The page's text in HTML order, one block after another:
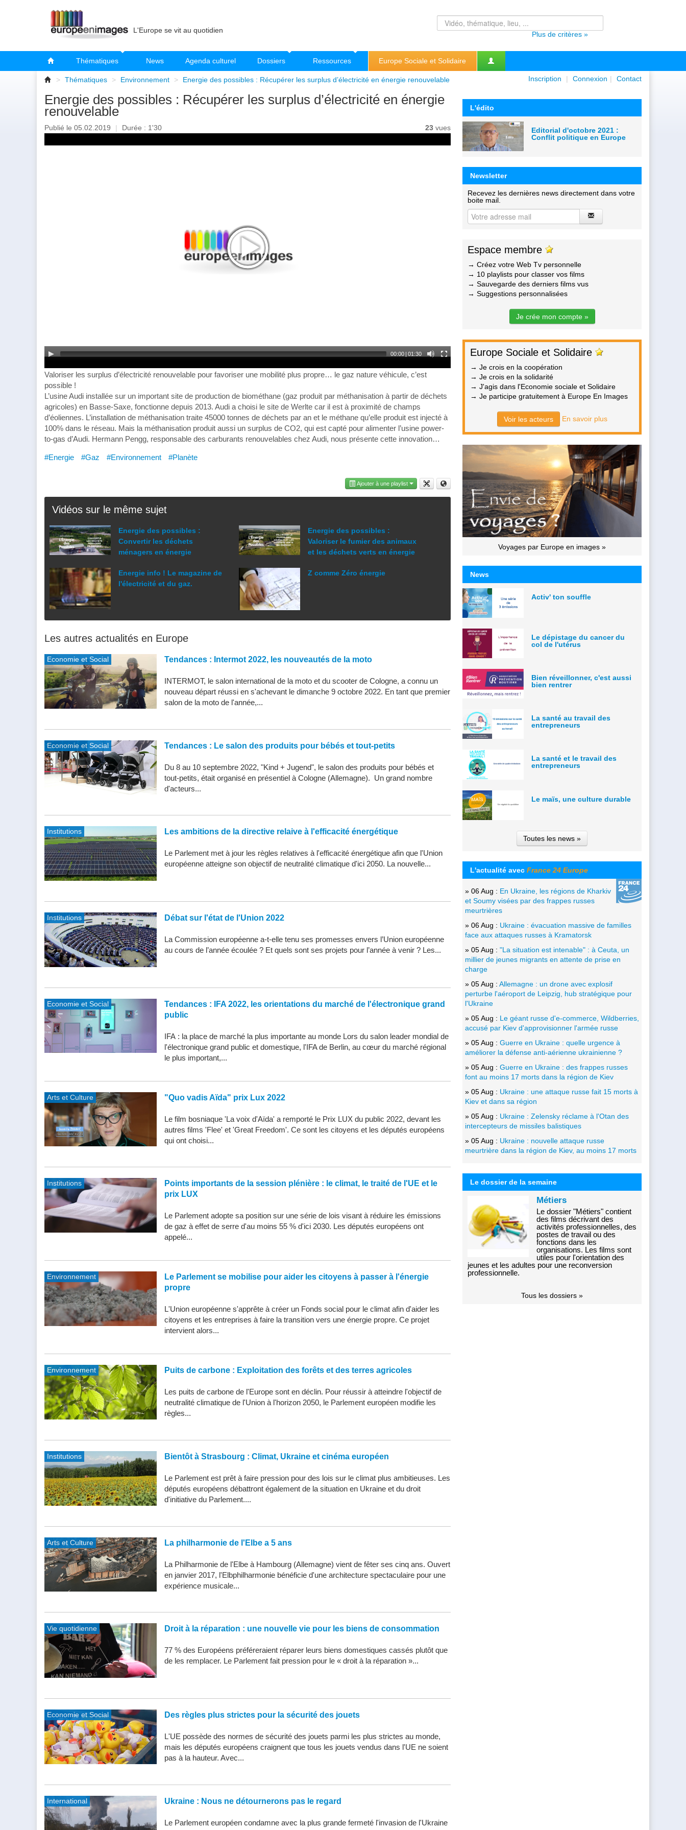
L'Europe se vit au quotidien Plus de critères »
Thématiques News Agenda culturel Dossiers Ressources Europe Sociale et Solidaire
> Thématiques > Environnement > Energie des possibles : Récupérer les surplus d’électricité en énergie renouvelable Inscription | Connexion | Contact
Energie des possibles : Récupérer les surplus d’électricité en énergie
renouvelable
Publié le 05.02.2019 | Durée : 1'30 23vues
00:00 | 01:30
Valoriser les surplus d’électricité renouvelable pour favoriser une mobilité plus propre… le gaz nature véhicule, c’est
possible !
L’usine Audi installée sur un important site de production de biométhane (gaz produit par méthanisation à partir de déchets
agricoles) en Basse-Saxe, fonctionne depuis 2013. Audi a choisi le site de Werlte car il est à proximité de champs
d’éoliennes. L’installation de méthanisation traite 45000 tonnes de déchets par an et le méthane qu’elle produit est injecté à
100% dans le réseau. Mais la méthanisation produit aussi un surplus de CO2, qui est capté pour alimenter l’usine power-
to-gas d’Audi. Hermann Pengg, responsable des carburants renouvelables chez Audi, nous présente cette innovation…
#Energie #Gaz #Environnement #Planète
Ajouter à une playlist
Vidéos sur le même sujet
Energie des possibles :
Convertir les déchets
ménagers en énergie
Energie info ! Le magazine de
l'électricité et du gaz.
Energie des possibles :
Valoriser le fumier des animaux
et les déchets verts en énergie
Z comme Zéro énergie
Les autres actualités en Europe
Economie et Social Tendances : Intermot 2022, les nouveautés de la moto
INTERMOT, le salon international de la moto et du scooter de Cologne, a connu un
nouveau départ réussi en s'achevant le dimanche 9 octobre 2022. En tant que premier
salon de la moto de l'année,...
Economie et Social Tendances : Le salon des produits pour bébés et tout-petits
Du 8 au 10 septembre 2022, "Kind + Jugend", le salon des produits pour bébés et
tout-petits, était organisé en présentiel à Cologne (Allemagne). Un grand nombre
d'acteurs...
Institutions Les ambitions de la directive relaive à l'efficacité énergétique
Le Parlement met à jour les règles relatives à l'efficacité énergétique afin que l'Union
européenne atteigne son objectif de neutralité climatique d'ici 2050. La nouvelle...
Institutions Débat sur l'état de l'Union 2022
La Commission européenne a-t-elle tenu ses promesses envers l’Union européenne
au cours de l’année écoulée ? Et quels sont ses projets pour l’année à venir ? Les...
Economie et Social
Tendances : IFA 2022, les orientations du marché de l'électronique grand
public
IFA : la place de marché la plus importante au monde Lors du salon leader mondial de
l'électronique grand public et domestique, l'IFA de Berlin, au cœur du marché régional
le plus important,...
Arts et Culture "Quo vadis Aïda" prix Lux 2022
Le film bosniaque 'La voix d'Aïda' a remporté le Prix LUX du public 2022, devant les
autres films 'Flee' et 'Great Freedom'. Ce sont les citoyens et les députés européens
qui ont choisi...
Institutions
Points importants de la session plénière : le climat, le traité de l'UE et le
prix LUX
Le Parlement adopte sa position sur une série de lois visant à réduire les émissions
de gaz à effet de serre d'au moins 55 % d'ici 2030. Les députés européens ont
appelé...
Environnement
Le Parlement se mobilise pour aider les citoyens à passer à l'énergie
propre
L'Union européenne s'apprête à créer un Fonds social pour le climat afin d'aider les
citoyens et les entreprises à faire la transition vers une énergie propre. Ce projet
intervient alors...
Environnement Puits de carbone : Exploitation des forêts et des terres agricoles
Les puits de carbone de l'Europe sont en déclin. Pour réussir à atteindre l'objectif de
neutralité climatique de l'Union à l'horizon 2050, le Parlement européen modifie les
règles...
Institutions Bientôt à Strasbourg : Climat, Ukraine et cinéma européen
Le Parlement est prêt à faire pression pour des lois sur le climat plus ambitieuses. Les
députés européens débattront également de la situation en Ukraine et du droit
d'initiative du Parlement....
Arts et Culture La philharmonie de l'Elbe a 5 ans
La Philharmonie de l'Elbe à Hambourg (Allemagne) vient de fêter ses cinq ans. Ouvert
en janvier 2017, l'Elbphilharmonie bénéficie d'une architecture spectaculaire pour une
expérience musicale...
Vie quotidienne Droit à la réparation : une nouvelle vie pour les biens de consommation
77 % des Européens préféreraient réparer leurs biens domestiques cassés plutôt que
de les remplacer. Le Parlement fait pression pour le « droit à la réparation »...
Economie et Social Des règles plus strictes pour la sécurité des jouets
L'UE possède des normes de sécurité des jouets parmi les plus strictes au monde,
mais les députés européens craignent que tous les jouets vendus dans l'UE ne soient
pas à la hauteur. Avec...
International Ukraine : Nous ne détournerons pas le regard
Le Parlement européen condamne avec la plus grande fermeté l'invasion de l'Ukraine
L'édito
Editorial d'octobre 2021 :
Conflit politique en Europe
Newsletter
Recevez les dernières news directement dans votre
boite mail.
Espace membre
→ Créez votre Web Tv personnelle
→ 10 playlists pour classer vos films
→ Sauvegarde des derniers films vus
→ Suggestions personnalisées
Je crée mon compte »
Europe Sociale et Solidaire
→ Je crois en la coopération
→ Je crois en la solidarité
→ J'agis dans l'Economie sociale et Solidaire
→ Je participe gratuitement à Europe En Images
Voir les acteurs En savoir plus
Voyages par Europe en images »
News
Activ' ton souffle
Le dépistage du cancer du
col de l'utérus
Bien réveillonner, c'est aussi
bien rentrer
La santé au travail des
entrepreneurs
La santé et le travail des
entrepreneurs
Le maïs, une culture durable
Toutes les news »
L'actualité avec France 24 Europe
» 06 Aug : En Ukraine, les régions de Kharkiv
et Soumy visées par des frappes russes
meurtrières
» 06 Aug : Ukraine : évacuation massive de familles
face aux attaques russes à Kramatorsk
» 05 Aug : "La situation est intenable" : à Ceuta, un
millier de jeunes migrants en attente de prise en
charge
» 05 Aug : Allemagne : un drone avec explosif
perturbe l'aéroport de Leipzig, hub stratégique pour
l'Ukraine
» 05 Aug : Le géant russe d'e-commerce, Wildberries,
accusé par Kiev d'approvisionner l'armée russe
» 05 Aug : Guerre en Ukraine : quelle urgence à
améliorer la défense anti-aérienne ukrainienne ?
» 05 Aug : Guerre en Ukraine : des frappes russes
font au moins 17 morts dans la région de Kiev
» 05 Aug : Ukraine : une attaque russe fait 15 morts à
Kiev et dans sa région
» 05 Aug : Ukraine : Zelensky réclame à l'Otan des
intercepteurs de missiles balistiques
» 05 Aug : Ukraine : nouvelle attaque russe
meurtrière dans la région de Kiev, au moins 17 morts
Le dossier de la semaine
Métiers
Le dossier "Métiers" contient
des films décrivant des
activités professionnelles, des
postes de travail ou des
fonctions dans les
organisations. Les films sont
utiles pour l'orientation des
jeunes et les adultes pour une reconversion
professionnelle.
Tous les dossiers »